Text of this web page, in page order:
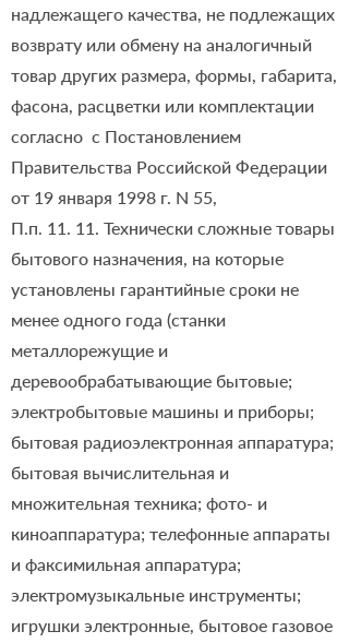
надлежащего качества, не подлежащих
возврату или обмену на аналогичный
товар других размера, формы, габарита,
фасона, расцветки или комплектации
согласно с Постановлением
Правительства Российской Федерации
от 19 января 1998 г. N 55,
П.п. 11. 11. Технически сложные товары
бытового назначения, на которые
установлены гарантийные сроки не
менее одного года (станки
металлорежущие и
деревообрабатывающие бытовые;
электробытовые машины и приборы;
бытовая радиоэлектронная аппаратура;
бытовая вычислительная и
множительная техника; фото- и
киноаппаратура; телефонные аппараты
и факсимильная аппаратура;
электромузыкальные инструменты;
игрушки электронные, бытовое газовое